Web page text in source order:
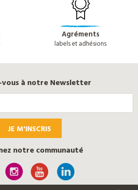
Agréments
labels et adhésions
vous à notre Newsletter
JE M'INSCRIS
notre communauté